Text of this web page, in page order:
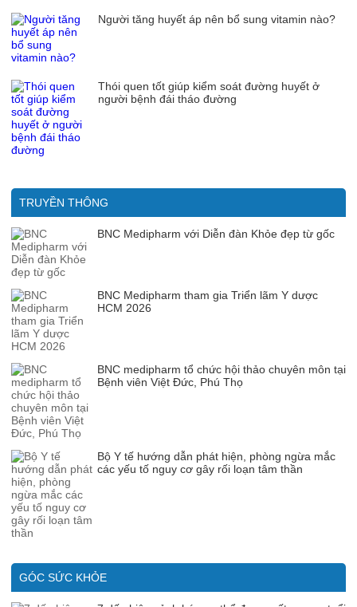
Người tăng huyết áp nên bổ sung vitamin nào?
Thói quen tốt giúp kiểm soát đường huyết ở
người bệnh đái tháo đường
TRUYỀN THÔNG
BNC Medipharm với Diễn đàn Khỏe đẹp từ gốc
BNC Medipharm tham gia Triển lãm Y dược
HCM 2026
BNC medipharm tổ chức hội thảo chuyên môn tại
Bệnh viên Việt Đức, Phú Thọ
Bộ Y tế hướng dẫn phát hiện, phòng ngừa mắc
các yếu tố nguy cơ gây rối loạn tâm thần
GÓC SỨC KHỎE